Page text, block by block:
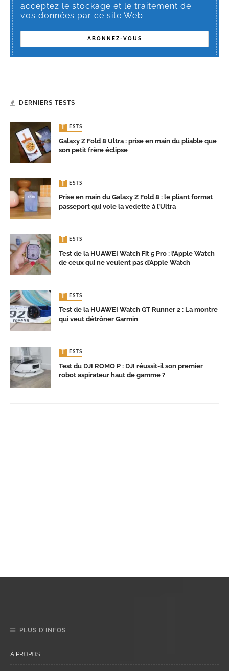
acceptez le stockage et le traitement de
vos données par ce site Web.
DERNIERS TESTS
TESTS
Galaxy Z Fold 8 Ultra : prise en main du pliable que
son petit frère éclipse
TESTS
Prise en main du Galaxy Z Fold 8 : le pliant format
passeport qui vole la vedette à l’Ultra
TESTS
Test de la HUAWEI Watch Fit 5 Pro : l’Apple Watch
de ceux qui ne veulent pas d’Apple Watch
TESTS
Test de la HUAWEI Watch GT Runner 2 : La montre
qui veut détrôner Garmin
TESTS
Test du DJI ROMO P : DJI réussit-il son premier
robot aspirateur haut de gamme ?
PLUS D’INFOS
À PROPOS